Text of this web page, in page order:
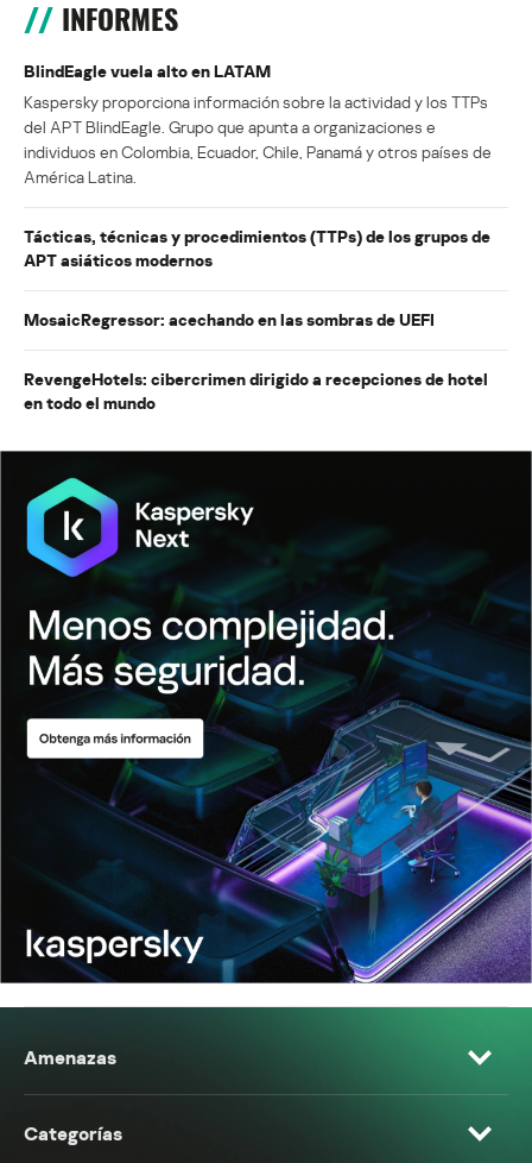
INFORMES
BlindEagle vuela alto en LATAM
Kaspersky proporciona información sobre la actividad y los TTPs
del APT BlindEagle. Grupo que apunta a organizaciones e
individuos en Colombia, Ecuador, Chile, Panamá y otros países de
América Latina.
Tácticas, técnicas y procedimientos (TTPs) de los grupos de
APT asiáticos modernos
MosaicRegressor: acechando en las sombras de UEFI
RevengeHotels: cibercrimen dirigido a recepciones de hotel
en todo el mundo
Amenazas
Categorías